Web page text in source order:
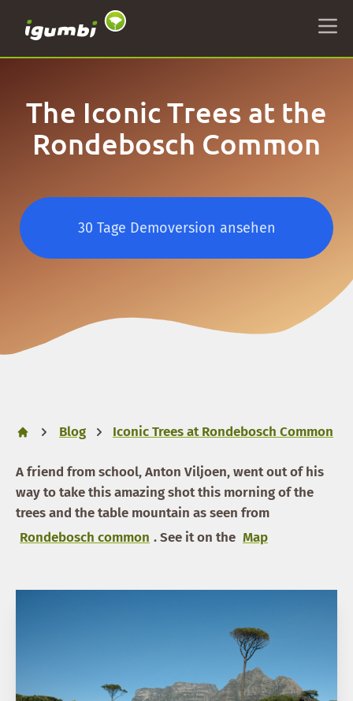
The Iconic Trees at the
Rondebosch Common
30 Tage Demoversion ansehen
Blog Iconic Trees at Rondebosch Common
A friend from school, Anton Viljoen, went out of his
way to take this amazing shot this morning of the
trees and the table mountain as seen from
Rondebosch common . See it on the Map